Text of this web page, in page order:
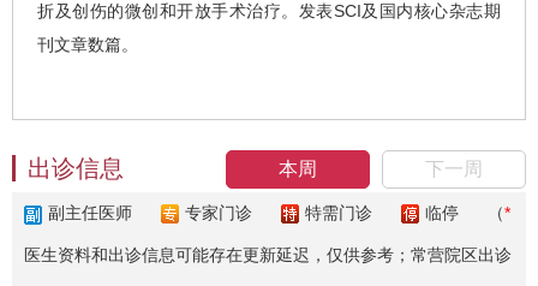
折及创伤的微创和开放手术治疗。发表SCI及国内核心杂志期
刊文章数篇。
本周 下一周
出诊信息
副主任医师 专家门诊 特需门诊 临停 （*
医生资料和出诊信息可能存在更新延迟，仅供参考；常营院区出诊